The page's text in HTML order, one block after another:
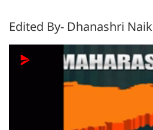
Edited By- Dhanashri Naik